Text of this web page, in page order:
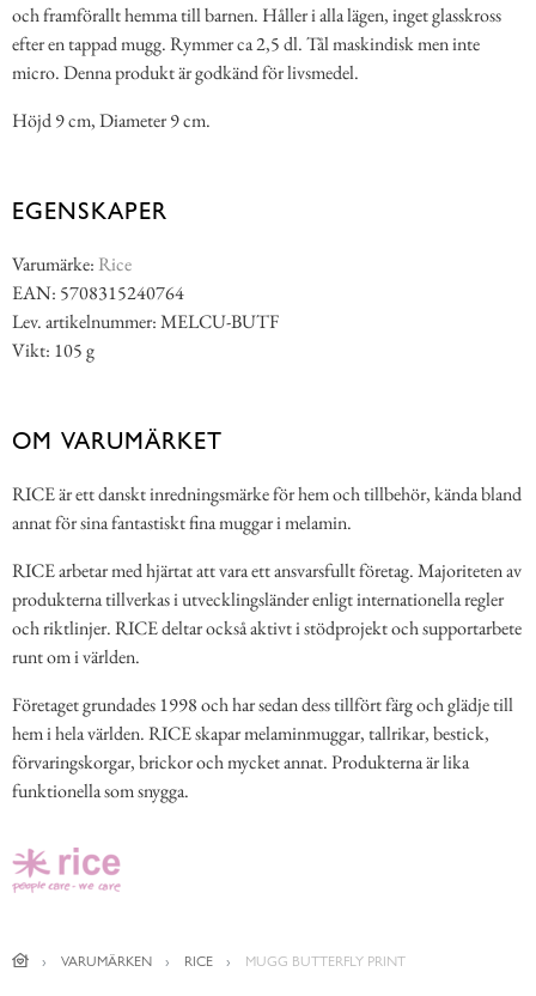
och framförallt hemma till barnen. Håller i alla lägen, inget glasskross
efter en tappad mugg. Rymmer ca 2,5 dl. Tål maskindisk men inte
micro. Denna produkt är godkänd för livsmedel.
Höjd 9 cm, Diameter 9 cm.
EGENSKAPER
Varumärke: Rice
EAN: 5708315240764
Lev. artikelnummer: MELCU-BUTF
Vikt: 105 g
OM VARUMÄRKET
RICE är ett danskt inredningsmärke för hem och tillbehör, kända bland
annat för sina fantastiskt fina muggar i melamin.
RICE arbetar med hjärtat att vara ett ansvarsfullt företag. Majoriteten av
produkterna tillverkas i utvecklingsländer enligt internationella regler
och riktlinjer. RICE deltar också aktivt i stödprojekt och supportarbete
runt om i världen.
Företaget grundades 1998 och har sedan dess tillfört färg och glädje till
hem i hela världen. RICE skapar melaminmuggar, tallrikar, bestick,
förvaringskorgar, brickor och mycket annat. Produkterna är lika
funktionella som snygga.
VARUMÄRKEN RICE MUGG BUTTERFLY PRINT